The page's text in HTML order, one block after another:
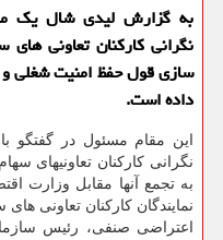
به گزارش لیدی شال یك
نگرانی كاركنان تعاونی
سازی قول حفظ امنیت شغلی و
داده است.
این مقام مسئول در گفتگو
نگرانی کارکنان تعاونیهای
به تجمع آنها مقابل وزارت
نمایندگان کارکنان تعاونی
اعتراضی صنفی، رئیس